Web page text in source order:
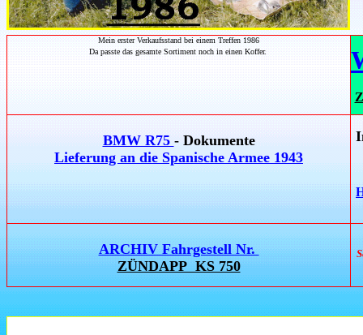
Mein erster Verkaufsstand bei einem Treffen 1986
Da passte das gesamte Sortiment noch in einen Koffer.
BMW R75 - Dokumente
Lieferung an die Spanische Armee 1943
ARCHIV Fahrgestell Nr.
ZÜNDAPP KS 750